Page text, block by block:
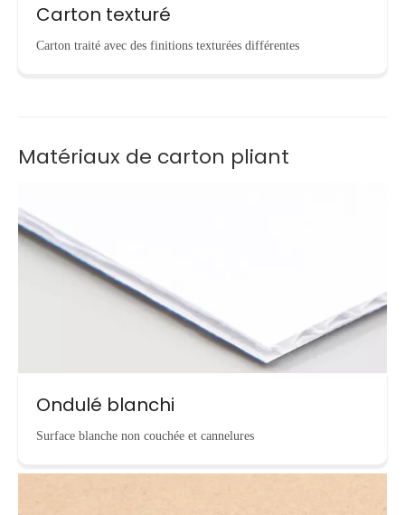
Carton texturé
Carton traité avec des finitions texturées différentes
Matériaux de carton pliant
Ondulé blanchi
Surface blanche non couchée et cannelures